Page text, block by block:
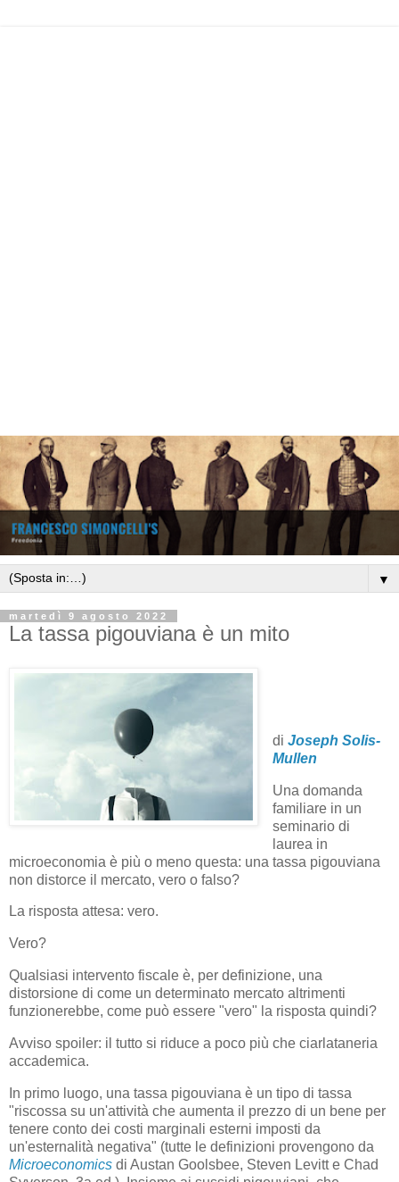
▼
martedì 9 agosto 2022
La tassa pigouviana è un mito
di Joseph Solis-
Mullen
Una domanda
familiare in un
seminario di
laurea in
microeconomia è più o meno questa: una tassa pigouviana
non distorce il mercato, vero o falso?
La risposta attesa: vero.
Vero?
Qualsiasi intervento fiscale è, per definizione, una
distorsione di come un determinato mercato altrimenti
funzionerebbe, come può essere "vero" la risposta quindi?
Avviso spoiler: il tutto si riduce a poco più che ciarlataneria
accademica.
In primo luogo, una tassa pigouviana è un tipo di tassa
"riscossa su un'attività che aumenta il prezzo di un bene per
tenere conto dei costi marginali esterni imposti da
un'esternalità negativa" (tutte le definizioni provengono da
Microeconomics di Austan Goolsbee, Steven Levitt e Chad